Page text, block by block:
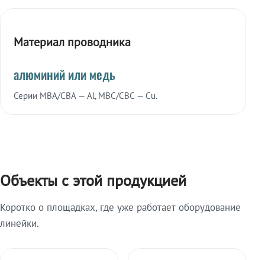
Материал проводника
алюминий или медь
Серии МВА/СВА — Al, МВС/СВС — Cu.
Объекты с этой продукцией
Коротко о площадках, где уже работает оборудование
линейки.